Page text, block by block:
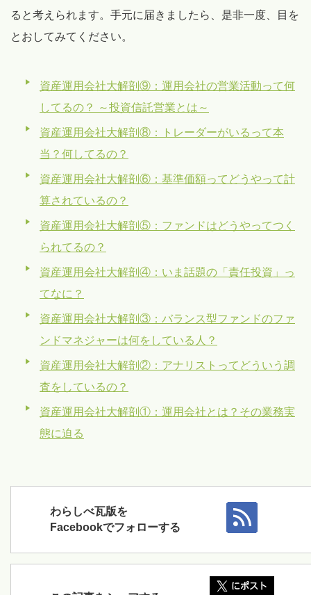
ると考えられます。手元に届きましたら、是非一度、目を
とおしてみてください。
資産運用会社大解剖⑨：運用会社の営業活動って何
してるの？ ～投資信託営業とは～
資産運用会社大解剖⑧：トレーダーがいるって本
当？何してるの？
資産運用会社大解剖⑥：基準価額ってどうやって計
算されているの？
資産運用会社大解剖⑤：ファンドはどうやってつく
られてるの？
資産運用会社大解剖④：いま話題の「責任投資」っ
てなに？
資産運用会社大解剖③：バランス型ファンドのファ
ンドマネジャーは何をしている人？
資産運用会社大解剖②：アナリストってどういう調
査をしているの？
資産運用会社大解剖①：運用会社とは？その業務実
態に迫る
わらしべ瓦版を
Facebookでフォローする